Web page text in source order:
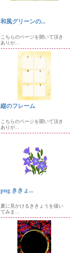
和風グリーンの...
こちらのページを開いて頂き
ありが...
縦のフレーム
こちらのページを開いて頂き
ありが...
png ききょ...
夏に見かけるききょうを描い
てみま...